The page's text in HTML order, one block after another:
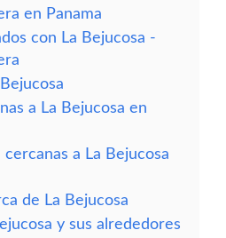
en Panama
con La Bejucosa -
a La Bejucosa en
a La Bejucosa
de La Bejucosa
y sus alrededores